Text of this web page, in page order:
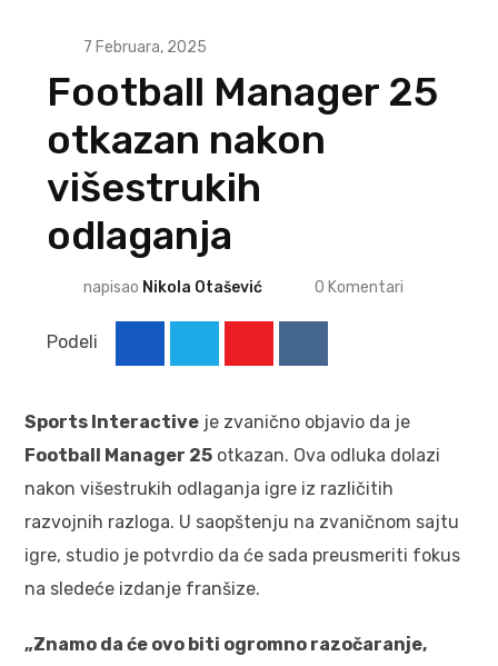
7 Februara, 2025
Football Manager 25
otkazan nakon
višestrukih
odlaganja
napisao Nikola Otašević 0 Komentari
Podeli
Sports Interactive je zvanično objavio da je
Football Manager 25 otkazan. Ova odluka dolazi
nakon višestrukih odlaganja igre iz različitih
razvojnih razloga. U saopštenju na zvaničnom sajtu
igre, studio je potvrdio da će sada preusmeriti fokus
na sledeće izdanje franšize.
„Znamo da će ovo biti ogromno razočaranje,